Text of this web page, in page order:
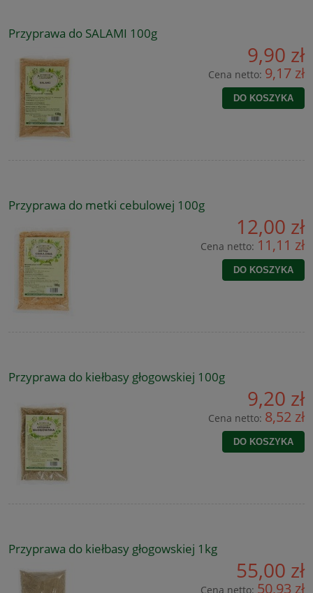
Przyprawa do SALAMI 100g
9,90 zł
Cena netto: 9,17 zł
DO KOSZYKA
Przyprawa do metki cebulowej 100g
12,00 zł
Cena netto: 11,11 zł
DO KOSZYKA
Przyprawa do kiełbasy głogowskiej 100g
9,20 zł
Cena netto: 8,52 zł
DO KOSZYKA
Przyprawa do kiełbasy głogowskiej 1kg
55,00 zł
Cena netto: 50,93 zł